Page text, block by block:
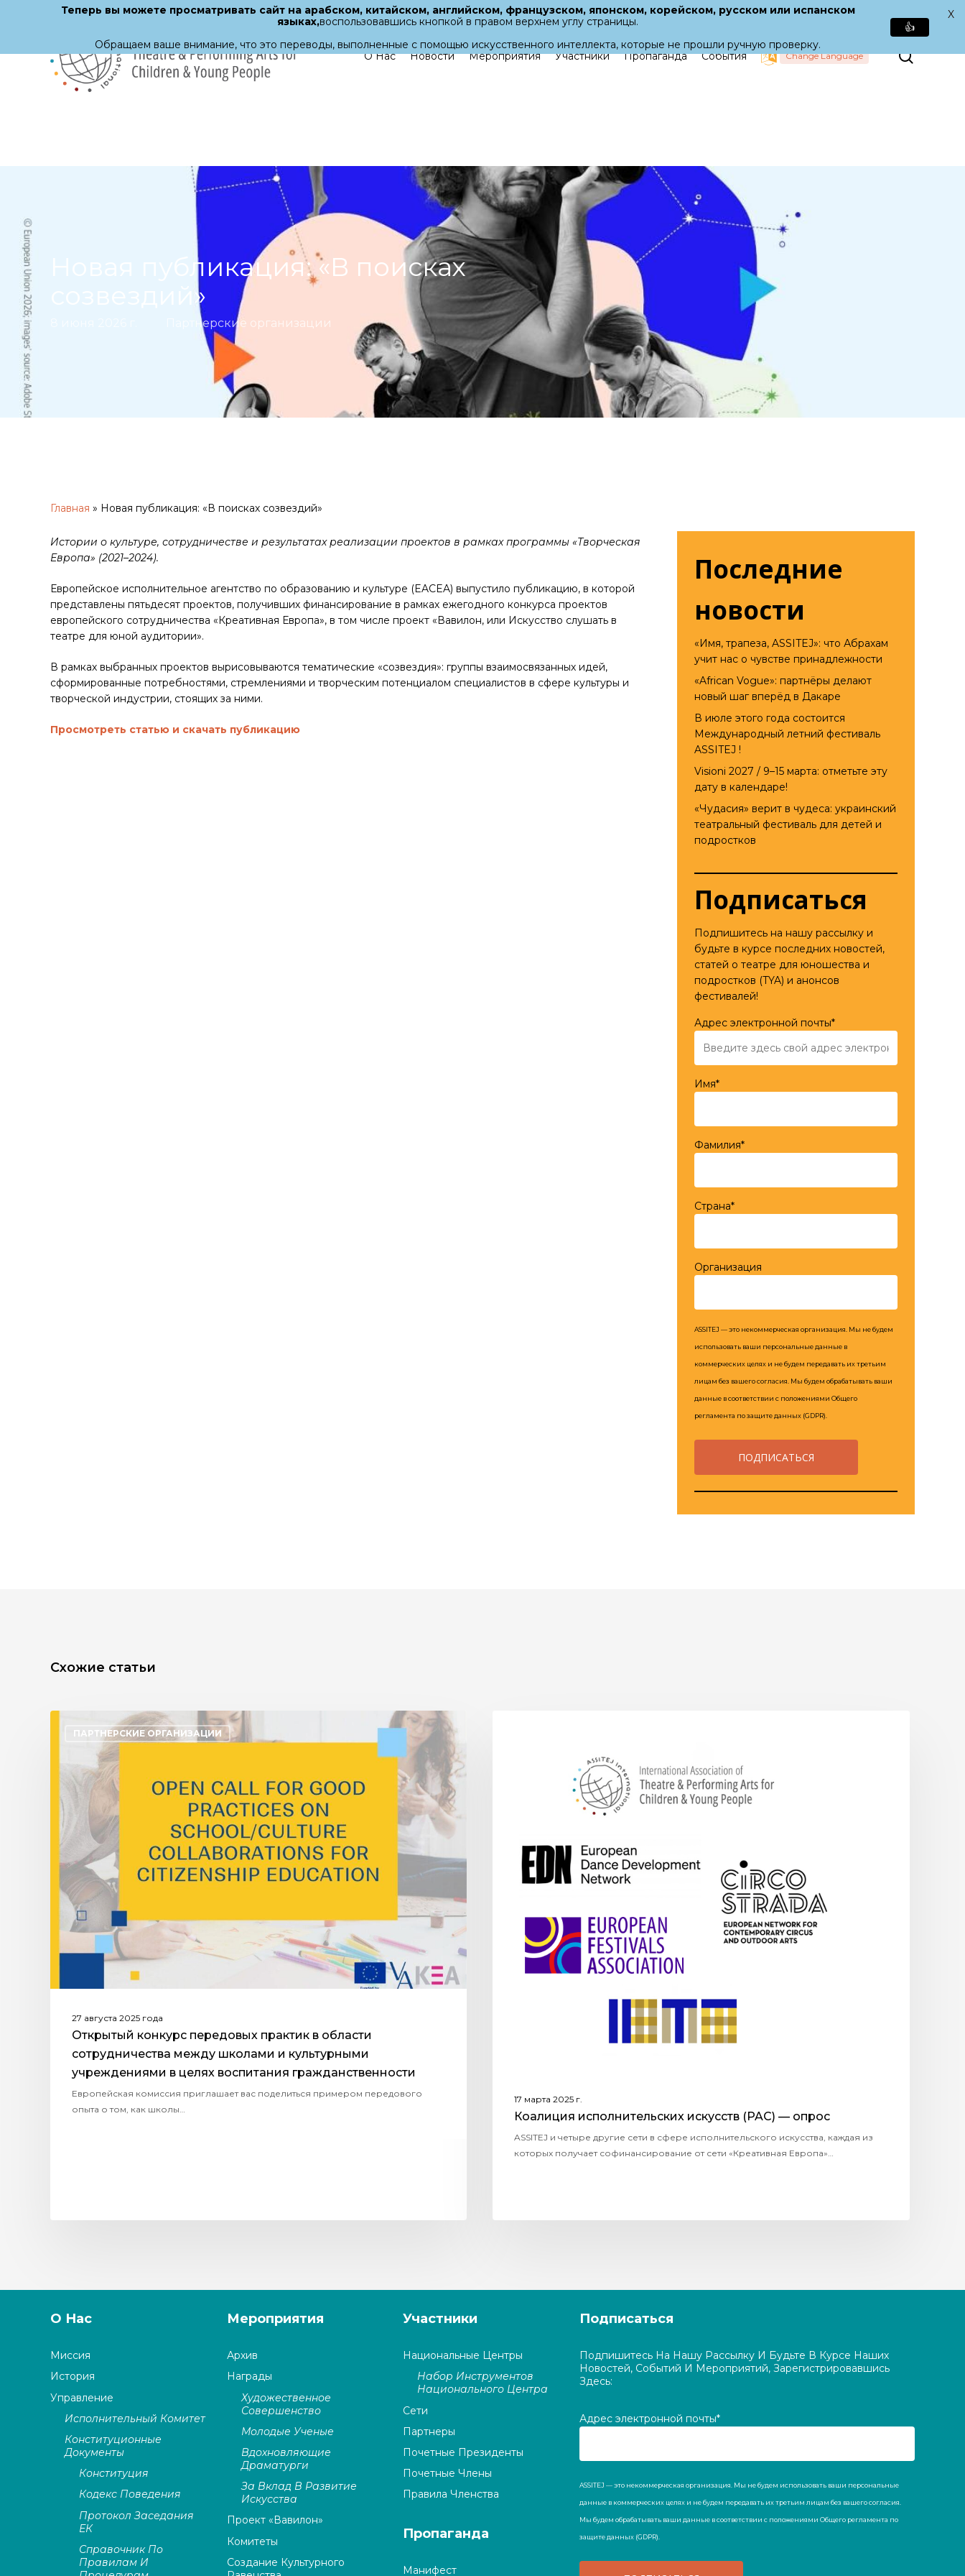
Нажмите Enter для поиска или ESC для закрытия
О Нас Новости Мероприятия Участники Пропаганда События Change Language Поиск
Новая публикация: «В поисках
созвездий»
Партнерские организации
Главная » Новая публикация: «В поисках созвездий»
Истории о культуре, сотрудничестве и результатах реализации проектов в рамках программы «Творческая
Европа» (2021–2024).
Европейское исполнительное агентство по образованию и культуре (EACEA) выпустило публикацию, в которой
представлены пятьдесят проектов, получивших финансирование в рамках ежегодного конкурса проектов
европейского сотрудничества «Креативная Европа», в том числе проект «Вавилон, или Искусство слушать в
театре для юной аудитории».
В рамках выбранных проектов вырисовываются тематические «созвездия»: группы взаимосвязанных идей,
сформированные потребностями, стремлениями и творческим потенциалом специалистов в сфере культуры и
творческой индустрии, стоящих за ними.
Просмотреть статью и скачать публикацию
Последние
новости
«Имя, трапеза, ASSITEJ»: что Абрахам
учит нас о чувстве принадлежности
«African Vogue»: партнёры делают
новый шаг вперёд в Дакаре
В июле этого года состоится
Международный летний фестиваль
ASSITEJ !
Visioni 2027 / 9–15 марта: отметьте эту
дату в календаре!
«Чудасия» верит в чудеса: украинский
театральный фестиваль для детей и
подростков
Подписаться
Подпишитесь на нашу рассылку и
будьте в курсе последних новостей,
статей о театре для юношества и
подростков (TYA) и анонсов
фестивалей!
Адрес электронной почты*
Имя*
Фамилия*
Страна*
Организация
ASSITEJ — это некоммерческая организация. Мы не будем
использовать ваши персональные данные в
коммерческих целях и не будем передавать их третьим
лицам без вашего согласия. Мы будем обрабатывать ваши
данные в соответствии с положениями Общего
регламента по защите данных (GDPR).
Схожие статьи
ПАРТНЕРСКИЕ ОРГАНИЗАЦИИ
27 августа 2025 года
Открытый конкурс передовых практик в области
сотрудничества между школами и культурными
учреждениями в целях воспитания гражданственности
Европейская комиссия приглашает вас поделиться примером передового
опыта о том, как школы…
17 марта 2025 г.
Коалиция исполнительских искусств (PAC) — опрос
ASSITEJ и четыре другие сети в сфере исполнительского искусства, каждая из
которых получает софинансирование от сети «Креативная Европа»…
О Нас
Миссия
История
Управление
Исполнительный Комитет
Конституционные
Документы
Конституция
Кодекс Поведения
Протокол Заседания
ЕК
Справочник По
Правилам И
Мероприятия
Архив
Награды
Художественное
Совершенство
Молодые Ученые
Вдохновляющие
Драматурги
За Вклад В Развитие
Искусства
Проект «Вавилон»
Комитеты
Создание Культурного
Участники
Национальные Центры
Набор Инструментов
Национального Центра
Сети
Партнеры
Почетные Президенты
Почетные Члены
Правила Членства
Пропаганда
Манифест
Подписаться
Подпишитесь На Нашу Рассылку И Будьте В Курсе Наших
Новостей, Событий И Мероприятий, Зарегистрировавшись
Здесь:
Адрес электронной почты*
ASSITEJ — это некоммерческая организация. Мы не будем использовать ваши персональные
данные в коммерческих целях и не будем передавать их третьим лицам без вашего согласия.
Мы будем обрабатывать ваши данные в соответствии с положениями Общего регламента по
защите данных (GDPR).
Теперь вы можете просматривать сайт на арабском, китайском, английском, французском, японском, корейском, русском или испанском
языках,воспользовавшись кнопкой в правом верхнем углу страницы.
Обращаем ваше внимание, что это переводы, выполненные с помощью искусственного интеллекта, которые не прошли ручную проверку.
👍
X